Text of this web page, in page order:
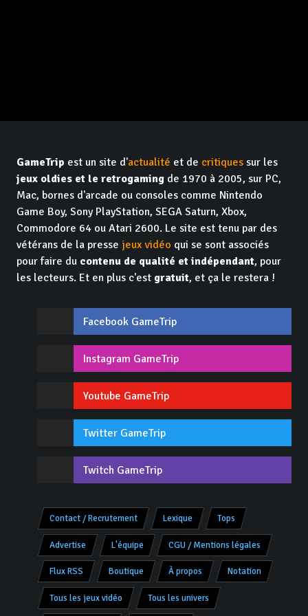
GameTrip est un site d'actualité et de critiques sur les
jeux oldies et le retrogaming de 1970 à 2005, sur PC,
Mac, bornes d'arcade ou consoles comme Nintendo
Game Boy, Sony PlayStation, SEGA Saturn, Xbox,
Commodore 64 ou Atari 2600. Le site est tenu par des
vétérans de la presse jeux vidéo qui se sont associés
pour faire du contenu de qualité et indépendant, pour
les lecteurs. Et en plus c'est gratuit, et ça le restera !
Facebook GameTrip
Instagram GameTrip
Youtube GameTrip
Twitter GameTrip
Twitch GameTrip
Contact / Recrutement Lexique Tops
Advertise L'équipe CGU / Mentions légales
Flux RSS Boutique À propos Notation
Tous les jeux vidéo Tous les univers